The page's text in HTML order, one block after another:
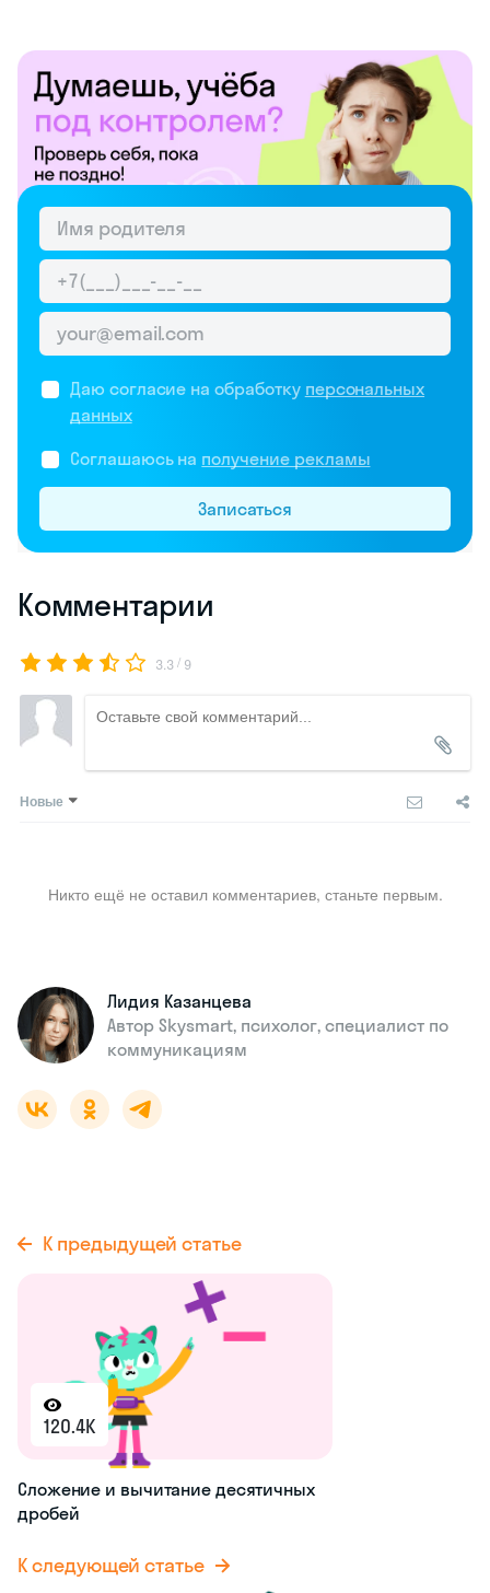
Даю согласие на обработку персональных
данных
Соглашаюсь на получение рекламы
Записаться
Комментарии
3.3/ 9
Новые
Никто ещё не оставил комментариев, станьте первым.
Лидия Казанцева
Автор Skysmart, психолог, специалист по
коммуникациям
К предыдущей статье
120.4K
Сложение и вычитание десятичных
дробей
К следующей статье